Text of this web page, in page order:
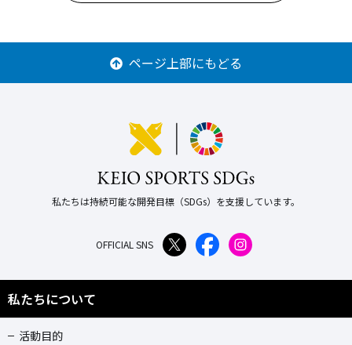
ページ上部にもどる
私たちは持続可能な開発目標（SDGs）を支援しています。
OFFICIAL SNS
私たちについて
活動目的